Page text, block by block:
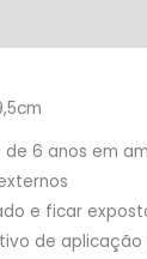
6 anos em
e ficar
de